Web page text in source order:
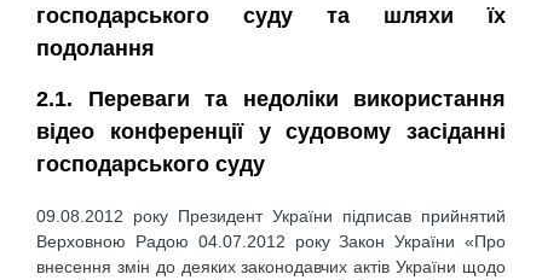
господарського суду та шляхи їх
подолання
2.1. Переваги та недоліки використання
відео конференції у судовому засіданні
господарського суду
09.08.2012 року Президент України підписав прийнятий
Верховною Радою 04.07.2012 року Закон України «Про
внесення змін до деяких законодавчих актів України щодо